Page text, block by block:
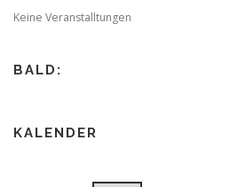
Keine Veranstalltungen
BALD:
KALENDER